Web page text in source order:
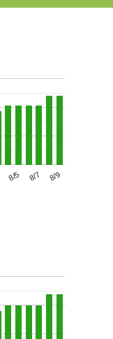
8/5 8/7 8/9